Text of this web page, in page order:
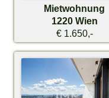
Mietwohnung
1220 Wien
€ 1.650,-